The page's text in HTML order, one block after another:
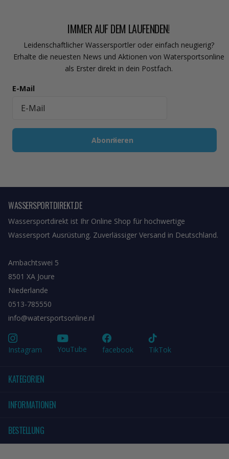
IMMER AUF DEM LAUFENDEN!
Leidenschaftlicher Wassersportler oder einfach neugierig?
Erhalte die neuesten News und Aktionen von Watersportsonline
als Erster direkt in dein Postfach.
E-Mail
Abonnieren
WASSERSPORTDIREKT.DE
Wassersportdirekt ist Ihr Online Shop für hochwertige
Wassersport Ausrüstung. Zuverlässiger Versand in Deutschland.
Ambachtswei 5
8501 XA Joure
Niederlande
0513-785550
info@watersportsonline.nl
Instagram YouTube facebook TikTok
KATEGORIEN
INFORMATIONEN
BESTELLUNG